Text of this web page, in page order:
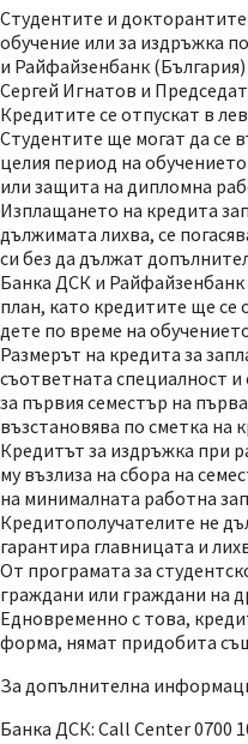
Студентите и
обучение или за издръжка
и Райфайзенбанк
Сергей Игнатов и
Кредитите се отпускат в
Студентите ще могат да се
целия период на
или защита на дипломна
Изплащането на кредита
дължимата лихва, се
си без да дължат
Банка ДСК и Райфайзенбанк
план, като кредитите ще се
дете по време на
Размерът на кредита за
съответната специалност
за първия семестър на
възстановява по сметка на
Кредитът за издръжка при
му възлиза на сбора на
на минималната работна
Кредитополучателите не
гарантира главницата и
От програмата за
граждани или граждани на
Едновременно с това,
форма, нямат придобита
За допълнителна
Банка ДСК: Call Center 0700